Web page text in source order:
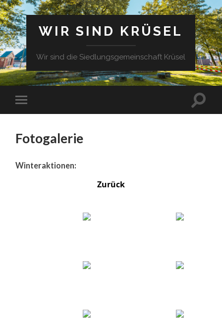
WIR SIND KRÜSEL
Wir sind die Siedlungsgemeinschaft Krüsel
Fotogalerie
Winteraktionen:
Zurück